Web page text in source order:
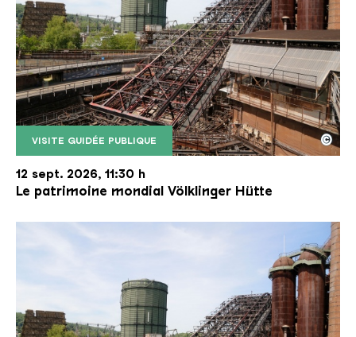
VISITE GUIDÉE PUBLIQUE
Le monte-charge incliné de la Völklinger Hütte
Copyright: Weltkulturerbe Völklinger Hütte | Karl
©
12 sept. 2026, 11:30 h
Le patrimoine mondial Völklinger Hütte